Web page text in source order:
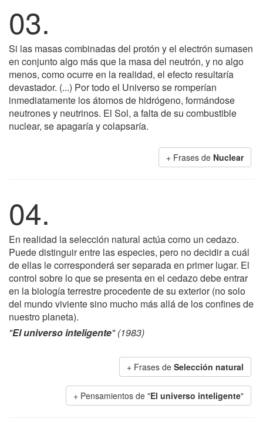
03.
Si las masas combinadas del protón y el electrón sumasen
en conjunto algo más que la masa del neutrón, y no algo
menos, como ocurre en la realidad, el efecto resultaría
devastador. (...) Por todo el Universo se romperían
inmediatamente los átomos de hidrógeno, formándose
neutrones y neutrinos. El Sol, a falta de su combustible
nuclear, se apagaría y colapsaría.
+ Frases de Nuclear
04.
En realidad la selección natural actúa como un cedazo.
Puede distinguir entre las especies, pero no decidir a cuál
de ellas le corresponderá ser separada en primer lugar. El
control sobre lo que se presenta en el cedazo debe entrar
en la biología terrestre procedente de su exterior (no solo
del mundo viviente sino mucho más allá de los confines de
nuestro planeta).
"El universo inteligente" (1983)
+ Frases de Selección natural
+ Pensamientos de "El universo inteligente"